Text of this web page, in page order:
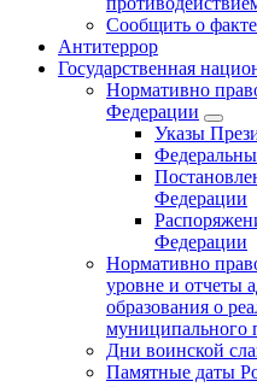
Сообщить о
Антитеррор
Государственная
Нормативно
Федерации
Указы
Федерации
Федерации
Нормативно
уровне и отчеты
образования о
муниципального
Дни воинской
Памятные даты